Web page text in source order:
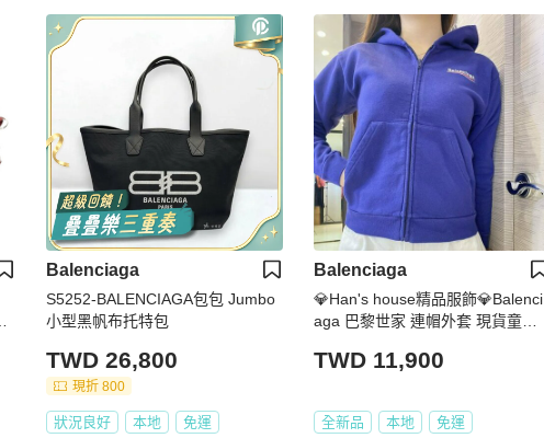
Balenciaga
S5252-BALENCIAGA包包 Jumbo
小型黑帆布托特包
TWD 26,800
現折 800
狀況良好 本地 免運
Balenciaga
💎Han's house精品服飾💎Balenci
aga 巴黎世家 連帽外套 現貨童裝1
TWD 11,900
全新品 本地 免運